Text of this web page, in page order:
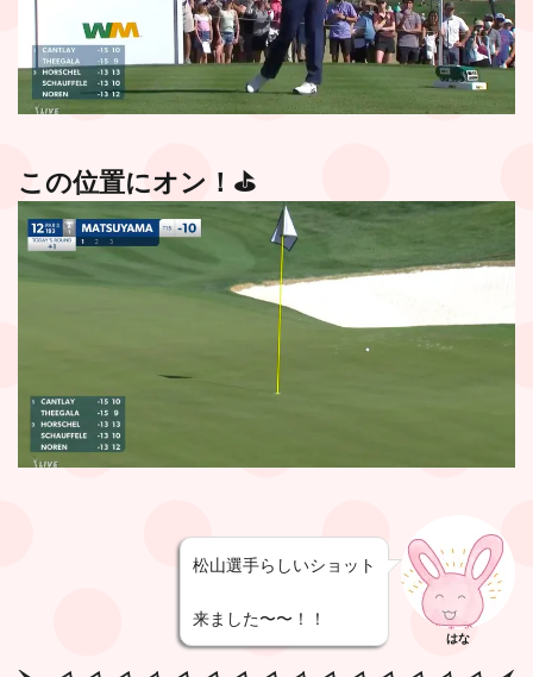
この位置にオン！⛳️
松山選手らしいショット
来ました〜〜！！
はな